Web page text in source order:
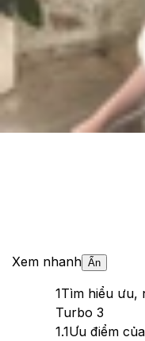
Ngày đăng: 26/08/
Cập nhật:26/08/2024
Theo dõi XTMobile
Xem nhanh Ẩn
1Tìm hiểu ưu,
Turbo 3
1.1Ưu điểm